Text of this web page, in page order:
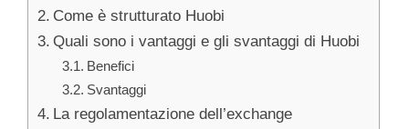
Come è strutturato Huobi
Quali sono i vantaggi e gli svantaggi di Huobi
Benefici
Svantaggi
La regolamentazione dell’exchange